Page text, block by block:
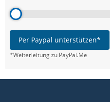
Per Paypal unterstützen*
*Weiterleitung zu PayPal.Me